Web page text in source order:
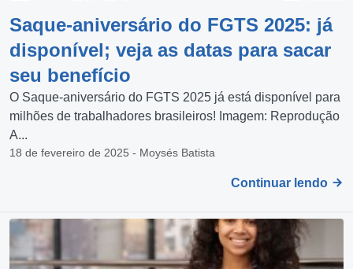
Saque-aniversário do FGTS 2025: já
disponível; veja as datas para sacar
seu benefício
O Saque-aniversário do FGTS 2025 já está disponível para
milhões de trabalhadores brasileiros! Imagem: Reprodução
A...
18 de fevereiro de 2025 - Moysés Batista
Continuar lendo